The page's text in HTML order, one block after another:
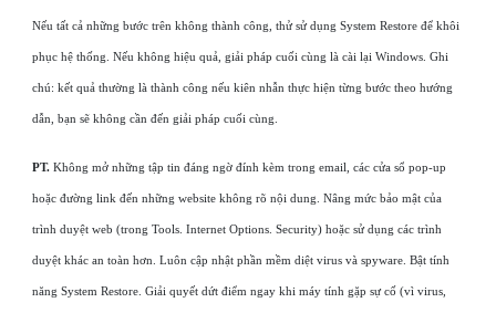
Nếu tất cả những bước trên không thành công, thử sử dụng System Restore để khôi
phục hệ thống. Nếu không hiệu quả, giải pháp cuối cùng là cài lại Windows. Ghi
chú: kết quả thường là thành công nếu kiên nhẫn thực hiện từng bước theo hướng
dẫn, bạn sẽ không cần đến giải pháp cuối cùng.
PT.Không mở những tập tin đáng ngờ đính kèm trong email, các cửa sổ pop-up
hoặc đường link đến những website không rõ nội dung. Nâng mức bảo mật của
trình duyệt web (trong Tools. Internet Options. Security) hoặc sử dụng các trình
duyệt khác an toàn hơn. Luôn cập nhật phần mềm diệt virus và spyware. Bật tính
năng System Restore. Giải quyết dứt điểm ngay khi máy tính gặp sự cố (vì virus,